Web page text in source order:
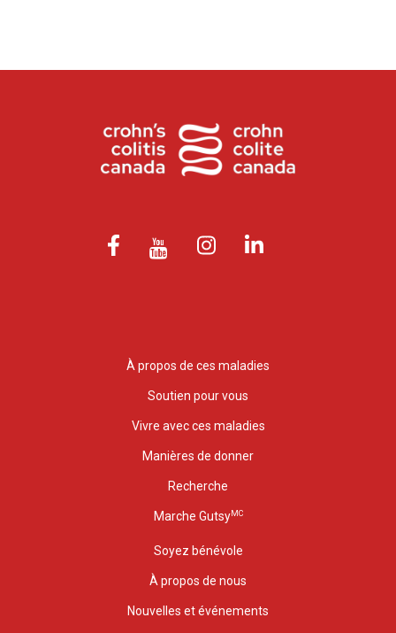
À propos de ces maladies
Soutien pour vous
Vivre avec ces maladies
Manières de donner
Recherche
Marche GutsyMC
Soyez bénévole
À propos de nous
Nouvelles et événements